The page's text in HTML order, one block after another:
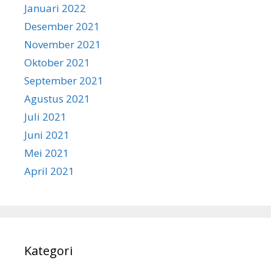
Januari 2022
Desember 2021
November 2021
Oktober 2021
September 2021
Agustus 2021
Juli 2021
Juni 2021
Mei 2021
April 2021
Kategori